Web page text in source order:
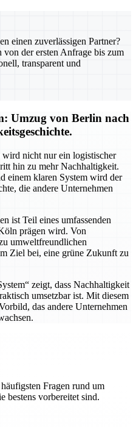
einen zuverlässigen Partner?
von der ersten Anfrage bis zum
transparent und
Umzug von Berlin nach
nicht nur ein logistischer
hin zu mehr Nachhaltigkeit.
einem klaren System wird der
die andere Unternehmen
ist Teil eines umfassenden
prägen wird. Von
umweltfreundlichen
Ziel bei, eine grüne Zukunft zu
zeigt, dass Nachhaltigkeit
umsetzbar ist. Mit diesem
das andere Unternehmen
Fragen rund um
bestens vorbereitet sind.